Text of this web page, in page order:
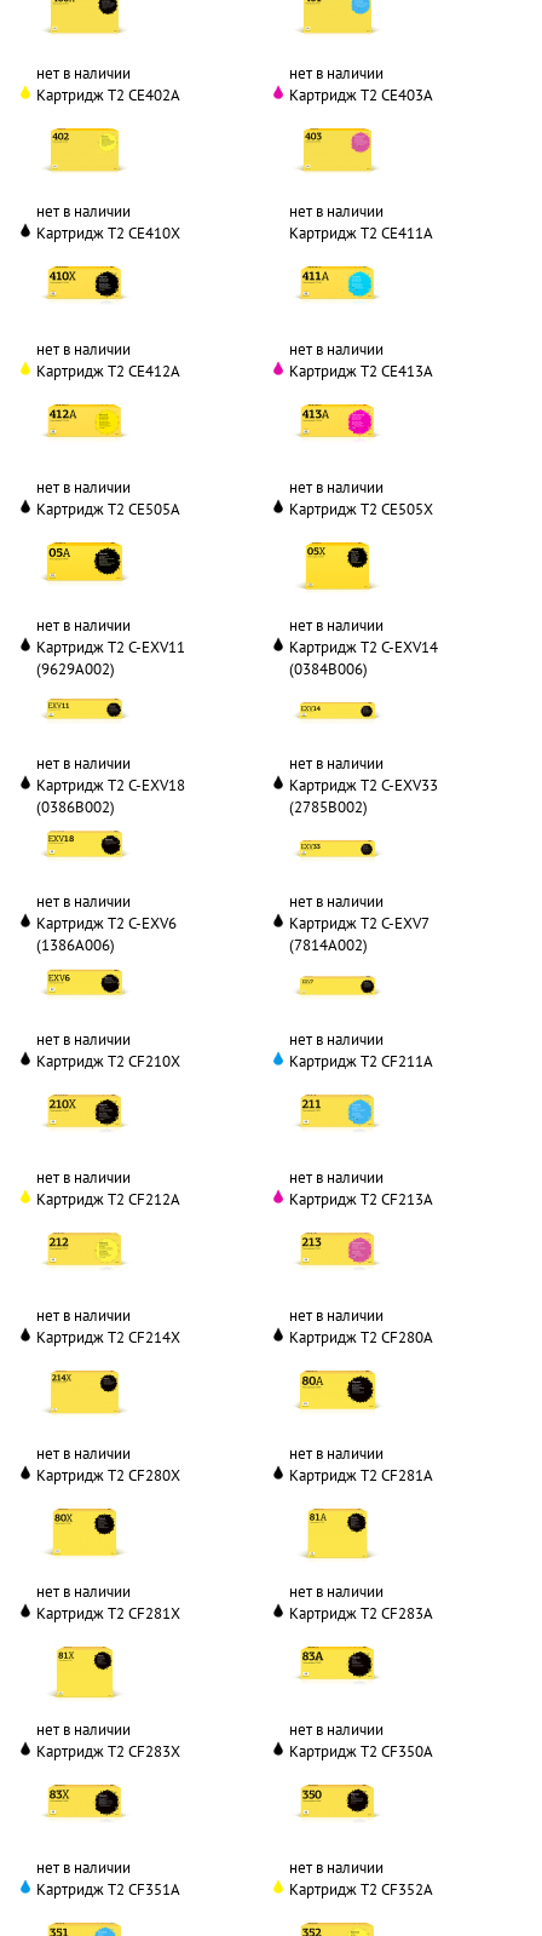
нет в наличии
нет в наличии
Картридж T2 CE402A
нет в наличии
Картридж T2 CE403A
нет в наличии
Картридж T2 CE410X
нет в наличии
Картридж T2 CE411A
нет в наличии
Картридж T2 CE412A
нет в наличии
Картридж T2 CE413A
нет в наличии
Картридж T2 CE505A
нет в наличии
Картридж T2 CE505X
нет в наличии
Картридж T2 C-EXV11
(9629A002)
нет в наличии
Картридж T2 C-EXV14
(0384B006)
нет в наличии
Картридж T2 C-EXV18
(0386B002)
нет в наличии
Картридж T2 C-EXV33
(2785B002)
нет в наличии
Картридж T2 C-EXV6
(1386A006)
нет в наличии
Картридж T2 C-EXV7
(7814A002)
нет в наличии
Картридж T2 CF210X
нет в наличии
Картридж T2 CF211A
нет в наличии
Картридж T2 CF212A
нет в наличии
Картридж T2 CF213A
нет в наличии
Картридж T2 CF214X
нет в наличии
Картридж T2 CF280A
нет в наличии
Картридж T2 CF280X
нет в наличии
Картридж T2 CF281A
нет в наличии
Картридж T2 CF281X
нет в наличии
Картридж T2 CF283A
нет в наличии
Картридж T2 CF283X
нет в наличии
Картридж T2 CF350A
нет в наличии
Картридж T2 CF351A
Картридж T2 CF352A